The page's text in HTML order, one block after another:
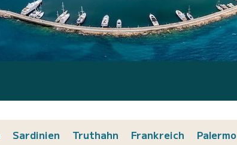
Sardinien Truthahn Frankreich Palermo